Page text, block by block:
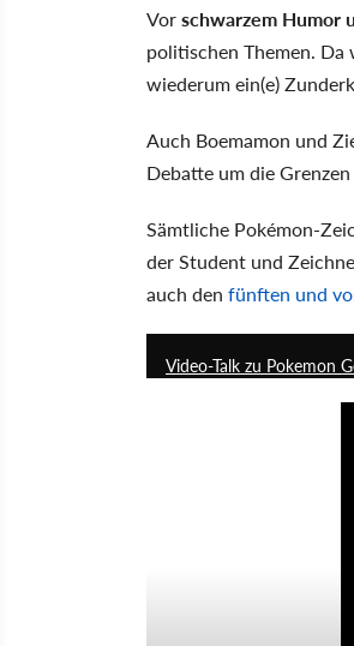
Vorschwarzem Humor
politischen Themen. Da
wiederum ein(e)
Auch Boemamon und
Debatte um die
Sämtliche Pokémon-
der Student und
auch den fünften und
Video-Talk zu Pokemon